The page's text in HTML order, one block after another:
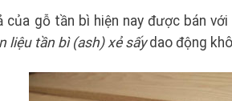
của gỗ tần bì hiện nay được bán
liệu tần bì (ash) xẻ sấydao động